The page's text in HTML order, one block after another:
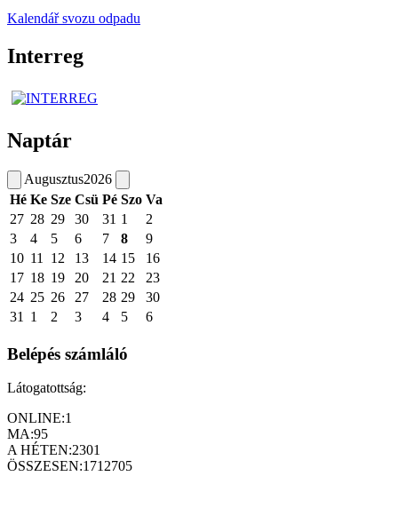
Kalendář svozu odpadu
Interreg
Naptár
Augusztus2026
Hé Ke Sze Csü Pé Szo Va
27 28 29 30 31 1
2
3
4 5 6 7 8
9
10 11 12 13 14 15
16
17 18 19 20 21 22
23
24 25 26 27 28 29
30
31
1 2 3 4 5 6
Belépés számláló
Látogatottság:
ONLINE:1
MA:95
A HÉTEN:2301
ÖSSZESEN:1712705